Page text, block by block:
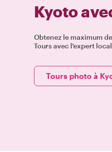
Kyoto
Obtenez le maximum
Tours avec l'expert
Tours photo à